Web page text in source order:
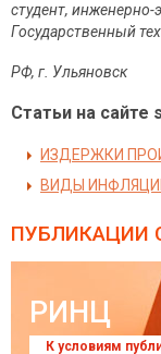
студент, инженерно-
Государственный
РФ, г. Ульяновск
Статьи на сайте
ИЗДЕРЖКИ
ВИДЫ
ПУБЛИКАЦИИ
РИНЦ
К условиям